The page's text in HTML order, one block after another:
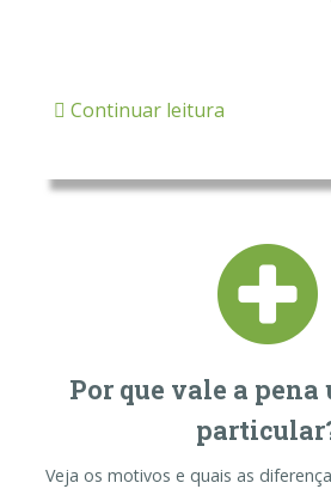
Continuar leitura
Por que vale a pena
Veja os motivos e quais as